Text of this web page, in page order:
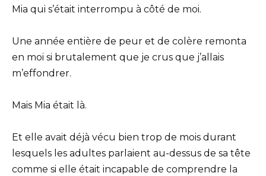
Mia qui s’était interrompu à côté de moi.
Une année entière de peur et de colère remonta
en moi si brutalement que je crus que j’allais
m’effondrer.
Mais Mia était là.
Et elle avait déjà vécu bien trop de mois durant
lesquels les adultes parlaient au-dessus de sa tête
comme si elle était incapable de comprendre la